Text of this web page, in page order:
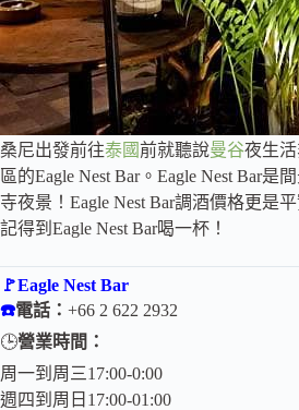
桑尼出發前往泰國前就聽說曼谷夜生
區的Eagle Nest Bar。Eagle Nest Bar
寺夜景！Eagle Nest Bar調酒價格更是
記得到Eagle Nest Bar喝一杯！
🚩Eagle Nest Bar
☎️電話： +66 2 622 2932
🕒營業時間：
周一到周三17:00-0:00
週四到周日17:00-01:00